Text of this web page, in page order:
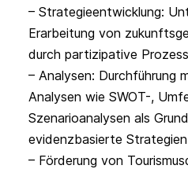
– Strategieentwicklung:
Erarbeitung von
durch partizipative
– Analysen: Durchführung
Analysen wie SWOT-,
Szenarioanalysen als
evidenzbasierte
– Förderung von